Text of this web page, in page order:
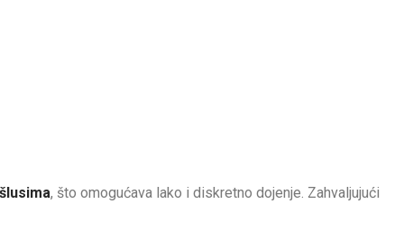
, što omogućava lako i diskretno dojenje. Zahvaljujući